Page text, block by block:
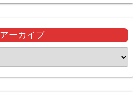
アーカイブ